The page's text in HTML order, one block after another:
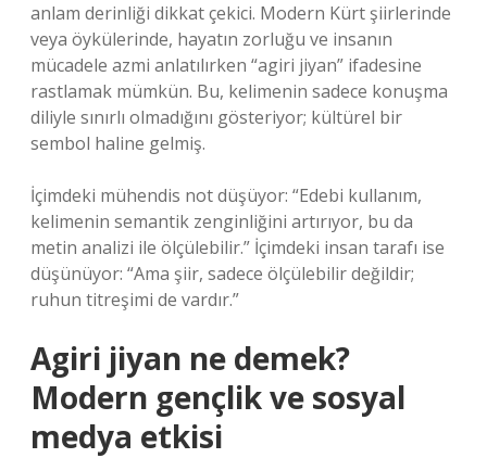
anlam derinliği dikkat çekici. Modern Kürt şiirlerinde
veya öykülerinde, hayatın zorluğu ve insanın
mücadele azmi anlatılırken “agiri jiyan” ifadesine
rastlamak mümkün. Bu, kelimenin sadece konuşma
diliyle sınırlı olmadığını gösteriyor; kültürel bir
sembol haline gelmiş.
İçimdeki mühendis not düşüyor: “Edebi kullanım,
kelimenin semantik zenginliğini artırıyor, bu da
metin analizi ile ölçülebilir.” İçimdeki insan tarafı ise
düşünüyor: “Ama şiir, sadece ölçülebilir değildir;
ruhun titreşimi de vardır.”
Agiri jiyan ne demek?
Modern gençlik ve sosyal
medya etkisi